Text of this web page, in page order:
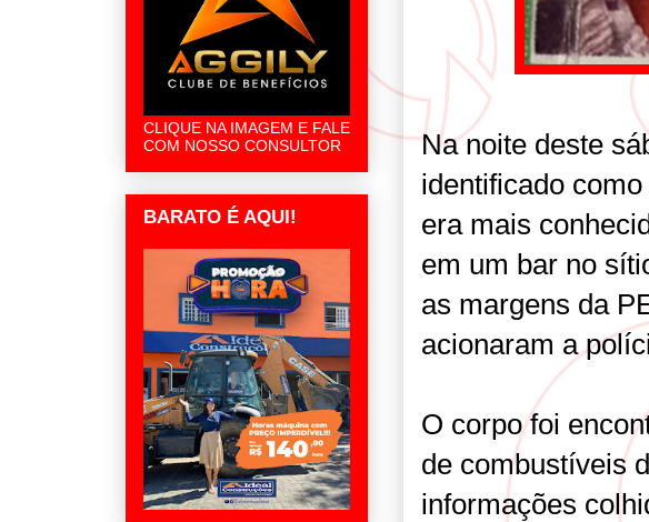
Na noite deste
identificado
era mais
em um bar no
as margens da
acionaram a
O corpo foi
de combustíveis
informações
CLIQUE NA IMAGEM E FALE
COM NOSSO CONSULTOR
BARATO É AQUI!